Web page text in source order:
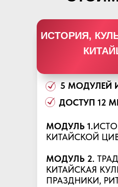
ИСТОРИЯ,
5 МОДУЛЕЙ
МОДУЛЬ 1.
КИТАЙСКОЙ
МОДУЛЬ 2.
КИТАЙСКАЯ
ПРАЗДНИКИ,
ДОСТУП 12